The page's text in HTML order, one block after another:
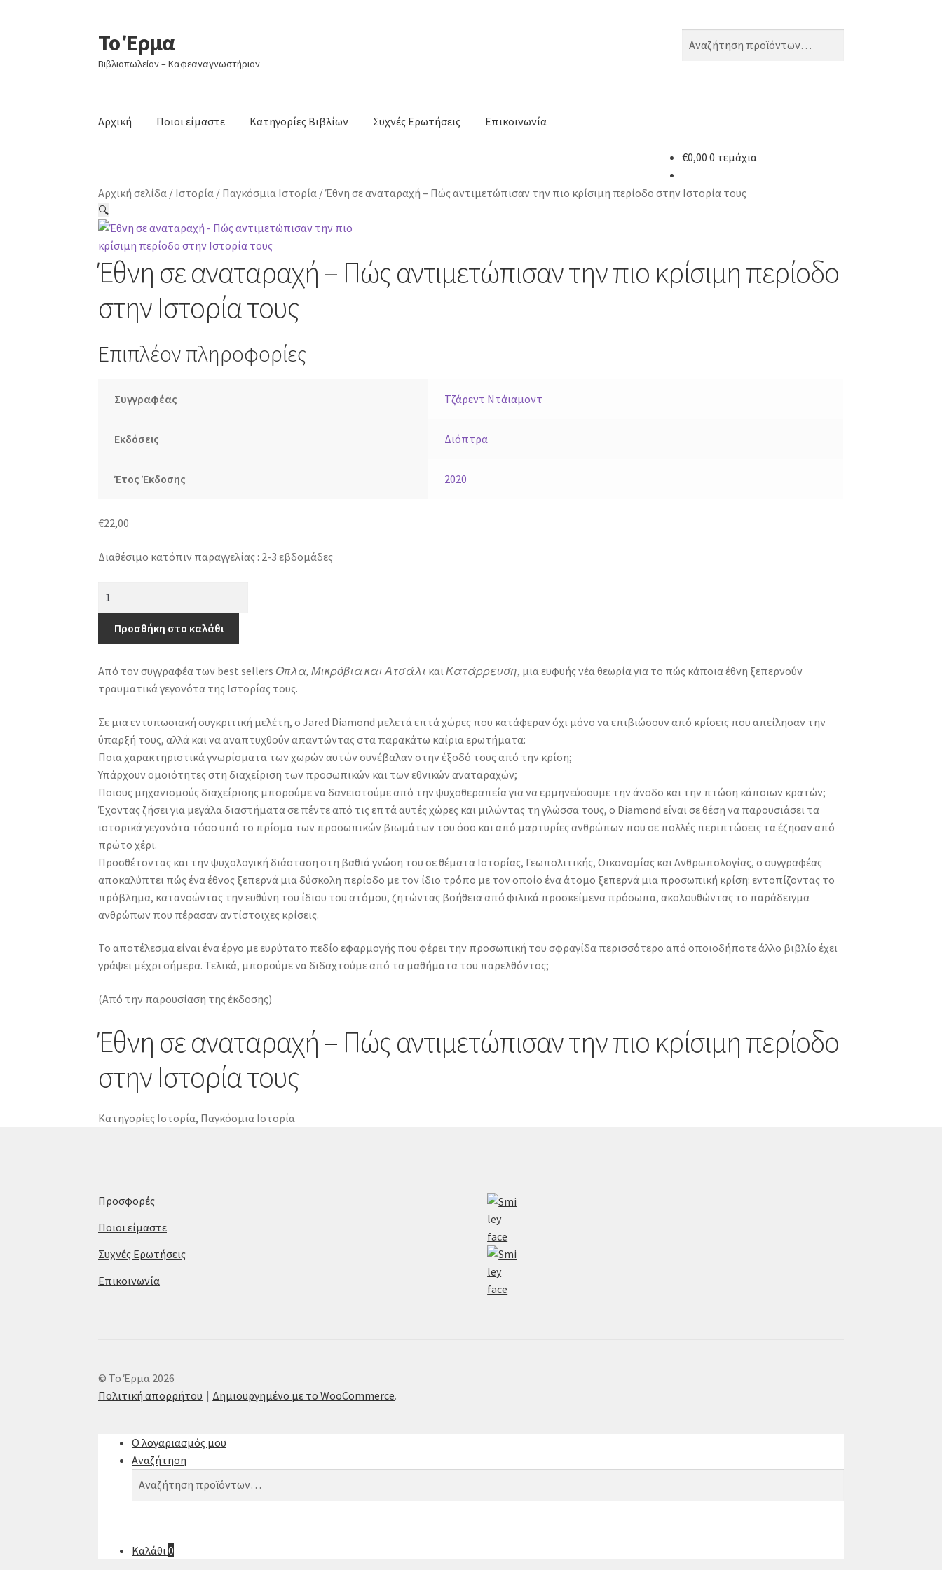
Απευθείας
μετάβαση
στην
Μετάβαση
σε
περιεχόμενο
Το Έρμα
Βιβλιοπωλείον – Καφεαναγνωστήριον
Αναζήτηση
Αναζήτηση
Αρχική Ποιοι είμαστε Κατηγορίες Βιβλίων Συχνές Ερωτήσεις Επικοινωνία
€0,00 0 τεμάχια
Αρχική σελίδα / Ιστορία / Παγκόσμια Ιστορία /Έθνη σε αναταραχή – Πώς αντιμετώπισαν την πιο κρίσιμη περίοδο στην Ιστορία τους
🔍
Έθνη σε αναταραχή – Πώς αντιμετώπισαν την πιο κρίσιμη περίοδο
στην Ιστορία τους
Επιπλέον πληροφορίες
Συγγραφέας Τζάρεντ Ντάιαμοντ
Εκδόσεις Διόπτρα
Έτος Έκδοσης 2020
€22,00
Διαθέσιμο κατόπιν παραγγελίας : 2-3 εβδομάδες
αναταραχή
-
αντιμετώπισαν
την
κρίσιμη
περίοδο
στην
Ιστορία
τους
ποσότητα
Προσθήκη στο καλάθι
Από τον συγγραφέα των best sellers Όπλα, Μικρόβια και Ατσάλι καιΚατάρρευση, μια ευφυής νέα θεωρία για το πώς κάποια έθνη ξεπερνούν
τραυματικά γεγονότα της Ιστορίας τους.
Σε μια εντυπωσιακή συγκριτική μελέτη, ο Jared Diamond μελετά επτά χώρες που κατάφεραν όχι μόνο να επιβιώσουν από κρίσεις που απείλησαν την
ύπαρξή τους, αλλά και να αναπτυχθούν απαντώντας στα παρακάτω καίρια ερωτήματα:
Ποια χαρακτηριστικά γνωρίσματα των χωρών αυτών συνέβαλαν στην έξοδό τους από την κρίση;
Υπάρχουν ομοιότητες στη διαχείριση των προσωπικών και των εθνικών αναταραχών;
Ποιους μηχανισμούς διαχείρισης μπορούμε να δανειστούμε από την ψυχοθεραπεία για να ερμηνεύσουμε την άνοδο και την πτώση κάποιων κρατών;
Έχοντας ζήσει για μεγάλα διαστήματα σε πέντε από τις επτά αυτές χώρες και μιλώντας τη γλώσσα τους, ο Diamond είναι σε θέση να παρουσιάσει τα
ιστορικά γεγονότα τόσο υπό το πρίσμα των προσωπικών βιωμάτων του όσο και από μαρτυρίες ανθρώπων που σε πολλές περιπτώσεις τα έζησαν από
πρώτο χέρι.
Προσθέτοντας και την ψυχολογική διάσταση στη βαθιά γνώση του σε θέματα Ιστορίας, Γεωπολιτικής, Οικονομίας και Ανθρωπολογίας, ο συγγραφέας
αποκαλύπτει πώς ένα έθνος ξεπερνά μια δύσκολη περίοδο με τον ίδιο τρόπο με τον οποίο ένα άτομο ξεπερνά μια προσωπική κρίση: εντοπίζοντας το
πρόβλημα, κατανοώντας την ευθύνη του ίδιου του ατόμου, ζητώντας βοήθεια από φιλικά προσκείμενα πρόσωπα, ακολουθώντας το παράδειγμα
ανθρώπων που πέρασαν αντίστοιχες κρίσεις.
Το αποτέλεσμα είναι ένα έργο με ευρύτατο πεδίο εφαρμογής που φέρει την προσωπική του σφραγίδα περισσότερο από οποιοδήποτε άλλο βιβλίο έχει
γράψει μέχρι σήμερα. Τελικά, μπορούμε να διδαχτούμε από τα μαθήματα του παρελθόντος;
(Από την παρουσίαση της έκδοσης)
Έθνη σε αναταραχή – Πώς αντιμετώπισαν την πιο κρίσιμη περίοδο
στην Ιστορία τους
Κατηγορίες Ιστορία, Παγκόσμια Ιστορία
Προσφορές
Ποιοι είμαστε
Συχνές Ερωτήσεις
Επικοινωνία
© Το Έρμα 2026
Πολιτική απορρήτου
Δημιουργημένο με το WooCommerce.
Ο λογαριασμός μου
Αναζήτηση
Αναζήτηση
Αναζήτηση
Καλάθι0